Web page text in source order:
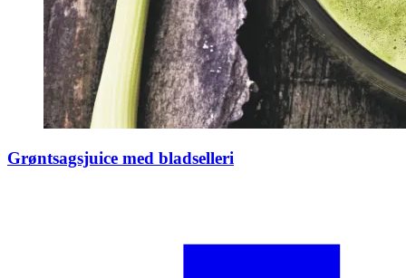
Grøntsagsjuice med bladselleri